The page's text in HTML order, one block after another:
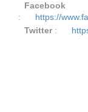
Facebook
:
https://
Twitter: